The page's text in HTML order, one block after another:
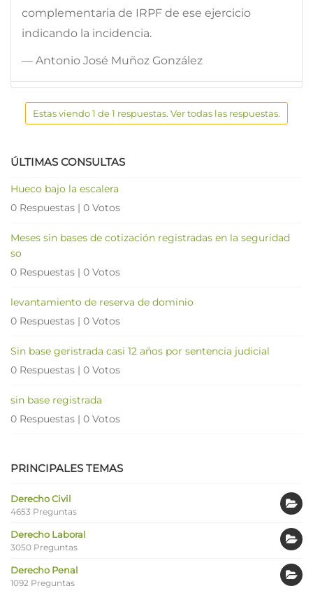
complementaria de IRPF de ese ejercicio
indicando la incidencia.
— Antonio José Muñoz González
Estas viendo 1 de 1 respuestas. Ver todas las respuestas.
ÚLTIMAS CONSULTAS
Hueco bajo la escalera
0 Respuestas | 0 Votos
Meses sin bases de cotización registradas en la seguridad
so
0 Respuestas | 0 Votos
levantamiento de reserva de dominio
0 Respuestas | 0 Votos
Sin base geristrada casi 12 años por sentencia judicial
0 Respuestas | 0 Votos
sin base registrada
0 Respuestas | 0 Votos
PRINCIPALES TEMAS
Derecho Civil
4653 Preguntas
Derecho Laboral
3050 Preguntas
Derecho Penal
1092 Preguntas